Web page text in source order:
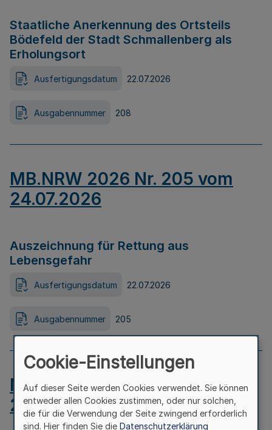
Staatliche Anerkennung des Ortsteils
Bödefeld der Stadt Schmallenberg als
Erholungsort
Ausfertigungsdatum 22.07.2026
Ausgabennummer 208
MB.NRW 2026 Nr. 205 vom
24.07.2026
Auszeichnung für Rettung aus
Lebensgefahr
Ausfertigungsdatum 22.07.2026
Ausgabennummer 205
MB.NRW 2026 Nr. 204 vom
24.07.2026
Cookie-Einstellungen
Auf dieser Seite werden Cookies verwendet. Sie können
entweder allen Cookies zustimmen, oder nur solchen,
die für die Verwendung der Seite zwingend erforderlich
sind. Hier finden Sie die Datenschutzerklärung